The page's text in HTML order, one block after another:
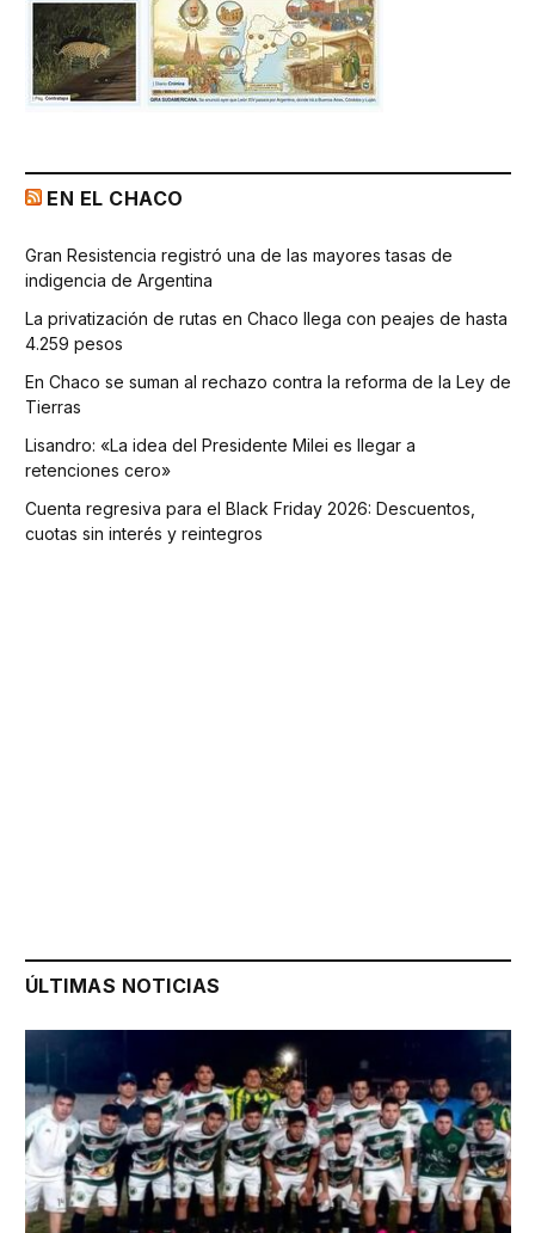
EN EL CHACO
Gran Resistencia registró una de las mayores tasas de
indigencia de Argentina
La privatización de rutas en Chaco llega con peajes de hasta
4.259 pesos
En Chaco se suman al rechazo contra la reforma de la Ley de
Tierras
Lisandro: «La idea del Presidente Milei es llegar a
retenciones cero»
Cuenta regresiva para el Black Friday 2026: Descuentos,
cuotas sin interés y reintegros
ÚLTIMAS NOTICIAS